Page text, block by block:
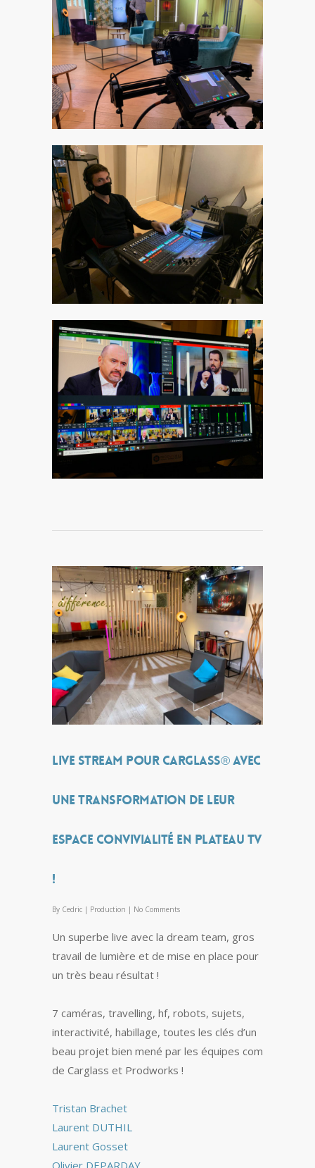
Live Stream pour Carglass® avec
une transformation de leur
espace convivialité en plateau TV
!
By Cedric | Production | No Comments
Un superbe live avec la dream team, gros
travail de lumière et de mise en place pour
un très beau résultat !
7 caméras, travelling, hf, robots, sujets,
interactivité, habillage, toutes les clés d’un
beau projet bien mené par les équipes com
de Carglass et Prodworks !
Tristan Brachet
Laurent DUTHIL
Laurent Gosset